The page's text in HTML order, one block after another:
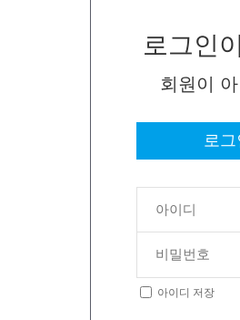
로그인
회원이
로
아이디 저장